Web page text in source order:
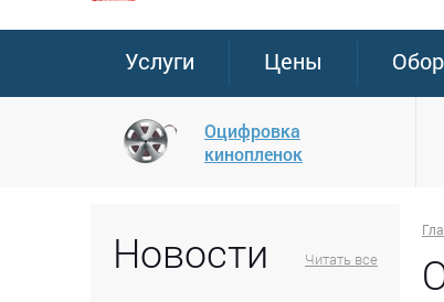
Услуги Цены
Оцифровка
кинопленок
Новости Читать все